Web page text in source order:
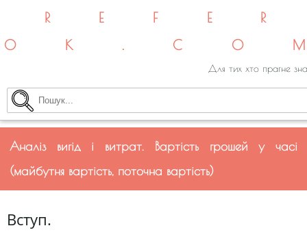
Для тих хто прагне
Аналіз вигід і витрат. Вартість грошей у часі
(майбутня вартість, поточна вартість)
Вступ.